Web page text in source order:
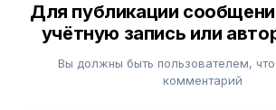
Для публикации
учётную запись или
Вы должны быть пользователем,
комментарий